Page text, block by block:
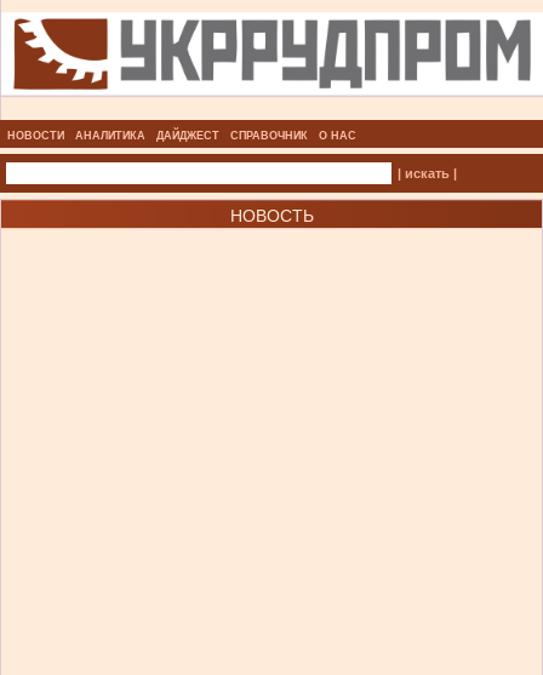
НОВОСТИ АНАЛИТИКА ДАЙДЖЕСТ СПРАВОЧНИК О НАС
| искать |
НОВОСТЬ